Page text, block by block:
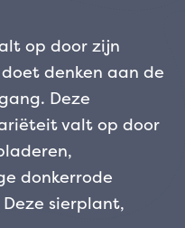
op door zijn
denken aan de
Deze
valt op door
donkerrode
sierplant,